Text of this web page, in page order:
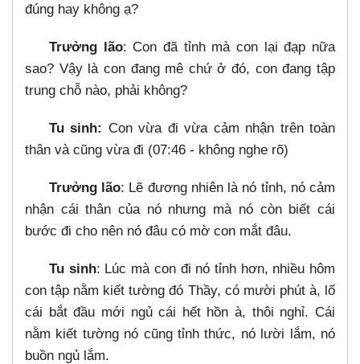
đúng hay không ạ?
Trưởng lão: Con đã tỉnh mà con lại đạp nữa
sao? Vậy là con đang mê chứ ở đó, con đang tập
trung chỗ nào, phải không?
Tu sinh: Con vừa đi vừa cảm nhận trên toàn
thân và cũng vừa đi (07:46 - không nghe rõ)
Trưởng lão: Lẽ đương nhiên là nó tỉnh, nó cảm
nhận cái thân của nó nhưng mà nó còn biết cái
bước đi cho nên nó đâu có mờ con mắt đâu.
Tu sinh: Lúc mà con đi nó tỉnh hơn, nhiều hôm
con tập nằm kiết tường đó Thầy, có mười phút à, lố
cái bắt đầu mới ngủ cái hết hồn à, thôi nghỉ. Cái
nằm kiết tường nó cũng tỉnh thức, nó lười lắm, nó
buồn ngủ lắm.